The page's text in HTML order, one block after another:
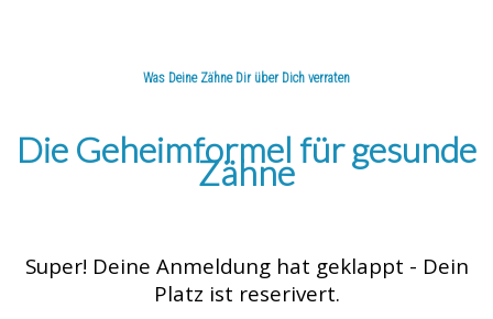
Was Deine Zähne Dir über Dich verraten
Die 3 wichtigsten Aspekte
Die Geheimformel für gesunde
Zähne
Super! Deine Anmeldung hat geklappt - Dein
Platz ist reserivert.